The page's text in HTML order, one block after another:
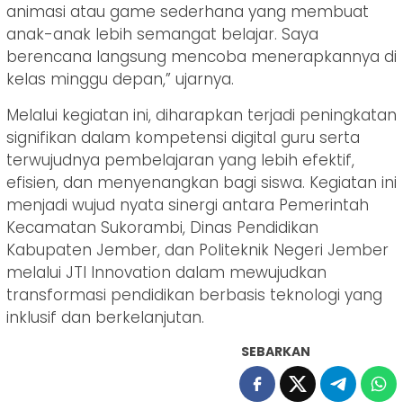
animasi atau game sederhana yang membuat
anak-anak lebih semangat belajar. Saya
berencana langsung mencoba menerapkannya di
kelas minggu depan,” ujarnya.
Melalui kegiatan ini, diharapkan terjadi peningkatan
signifikan dalam kompetensi digital guru serta
terwujudnya pembelajaran yang lebih efektif,
efisien, dan menyenangkan bagi siswa. Kegiatan ini
menjadi wujud nyata sinergi antara Pemerintah
Kecamatan Sukorambi, Dinas Pendidikan
Kabupaten Jember, dan Politeknik Negeri Jember
melalui JTI Innovation dalam mewujudkan
transformasi pendidikan berbasis teknologi yang
inklusif dan berkelanjutan.
SEBARKAN